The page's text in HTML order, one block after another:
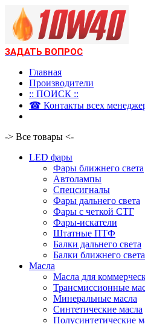
ЗАДАТЬ ВОПРОС
Главная
Производители
:: ПОИСК ::
☎ Контакты всех
-> Все товары <-
LED фары
Фары ближнего света
Автолампы
Спецсигналы
Фары дальнего света
Фары с четкой СТГ
Фары-искатели
Штатные ПТФ
Балки дальнего света
Балки ближнего света
Масла
Масла для
Трансмиссионные
Минеральные масла
Синтетические масла
Полусинтетические